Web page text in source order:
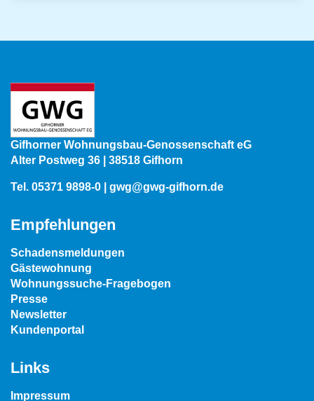
Gifhorner Wohnungsbau-Genossenschaft eG
Alter Postweg 36 | 38518 Gifhorn
Tel. 05371 9898-0 gwg@gwg-gifhorn.de
Empfehlungen
Schadensmeldungen
Gästewohnung
Wohnungssuche-Fragebogen
Presse
Newsletter
Kundenportal
Links
Impressum